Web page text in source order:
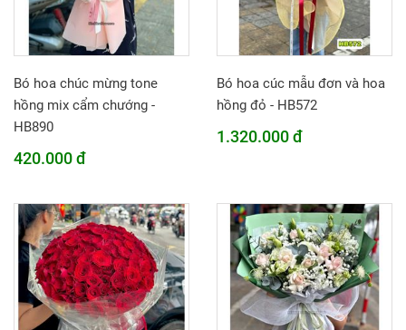
Bó hoa chúc mừng tone
hồng mix cẩm chướng -
HB890
420.000 đ
Bó hoa cúc mẫu đơn và hoa
hồng đỏ - HB572
1.320.000 đ